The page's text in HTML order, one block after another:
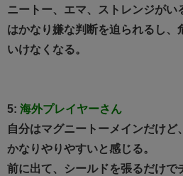
ニートー、エマ、ストレンジがい
はかなり嫌な判断を迫られるし、
いけなくなる。
5: 海外プレイヤーさん
自分はマグニートーメインだけど
かなりやりやすいと感じる。
前に出て、シールドを張るだけで